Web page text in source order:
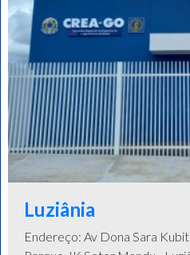
Luziânia
Endereço: Av Dona Sara